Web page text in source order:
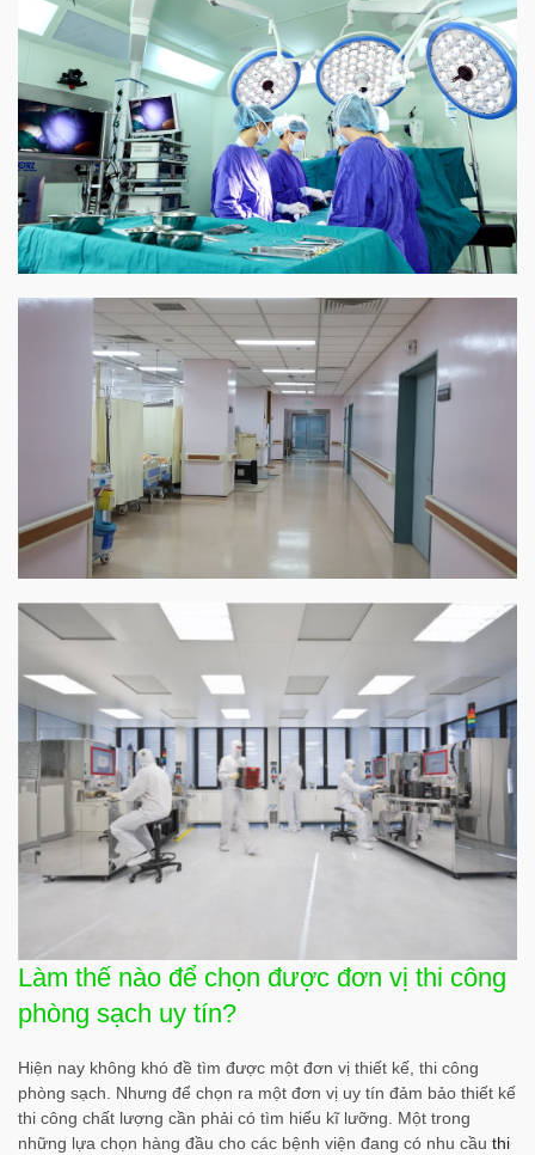
Làm thế nào để chọn được đơn vị thi công
phòng sạch uy tín?
Hiện nay không khó đề tìm được một đơn vị thiết kế, thi công
phòng sạch. Nhưng để chọn ra một đơn vị uy tín đảm bảo thiết kế
thi công chất lượng cần phải có tìm hiểu kĩ lưỡng. Một trong
những lựa chọn hàng đầu cho các bệnh viện đang có nhu cầu thi